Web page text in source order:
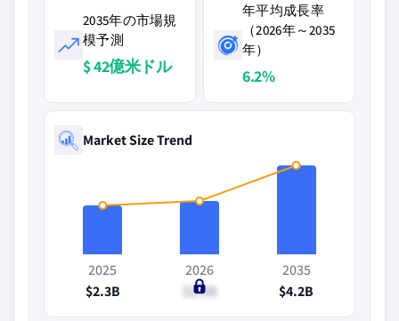
2035年の市場規
模予測
$ 42億米ドル
年平均成長率
（2026年～2035
年）
6.2%
Market Size Trend
2025
$2.3B
2026
$2.5B
2035
$4.2B